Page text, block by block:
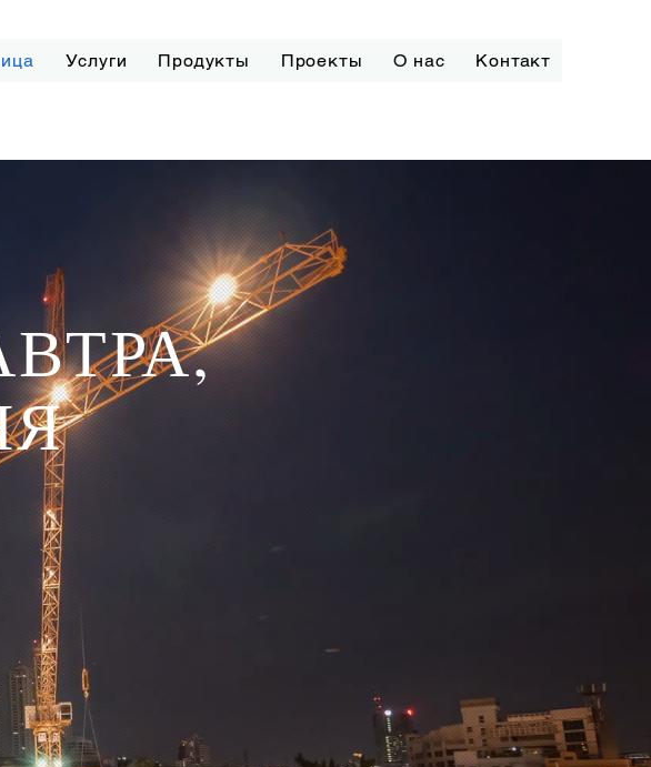
Услуги Продукты Проекты О нас Контакт